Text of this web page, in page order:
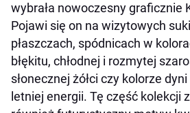
wybrała nowoczesny graficznie
Pojawi się on na wizytowych
płaszczach, spódnicach w
błękitu, chłodnej i rozmytej
słonecznej żółci czy kolorze
letniej energii. Tę część kolekcji